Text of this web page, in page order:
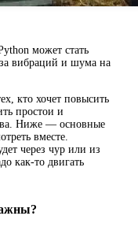
может стать
вибраций и шума на
кто хочет повысить
простои и
Ниже — основные
вместе.
через чур или из
как-то двигать